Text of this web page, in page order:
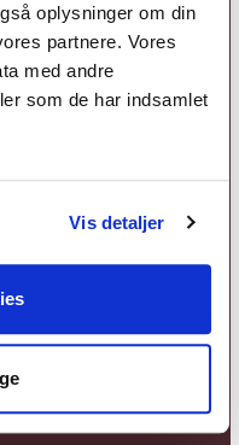
oplysninger om din
partnere. Vores
med andre
som de har indsamlet
Vis detaljer